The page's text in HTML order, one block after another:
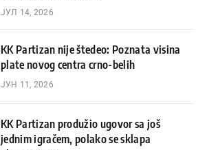
ЈУЛ 14, 2026
KK Partizan nije štedeo: Poznata visina
plate novog centra crno-belih
ЈУН 11, 2026
KK Partizan produžio ugovor sa još
jednim igračem, polako se sklapa